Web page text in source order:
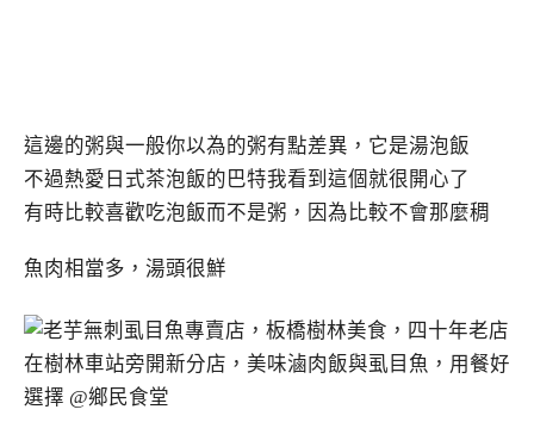
這邊的粥與一般你以為的粥有點差異，它是湯泡飯
不過熱愛日式茶泡飯的巴特我看到這個就很開心了
有時比較喜歡吃泡飯而不是粥，因為比較不會那麼稠
魚肉相當多，湯頭很鮮